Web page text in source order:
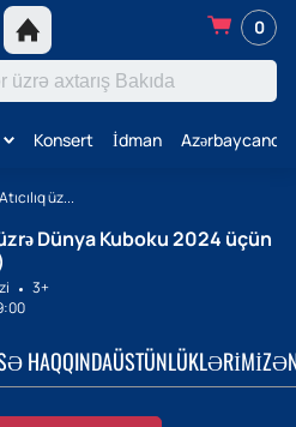
0
Konsert İdman Azərbaycanda
üz...
üzrə Dünya Kuboku 2024 üçün
3+
HAQQINDAÜSTÜNLÜKLƏRIMIZ